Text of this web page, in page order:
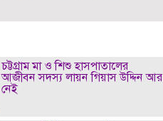
চট্টগ্রাম মা ও শিশু হাসপাতালের
আজীবন সদস্য লায়ন গিয়াস উদ্দিন আর
নেই